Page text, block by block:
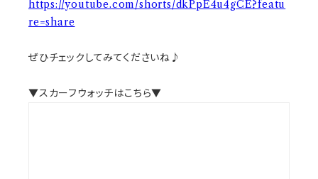
https://youtube.com/shorts/dkPpE4u4gCE?featu
re=share
ぜひチェックしてみてくださいね♪
▼スカーフウォッチはこちら▼